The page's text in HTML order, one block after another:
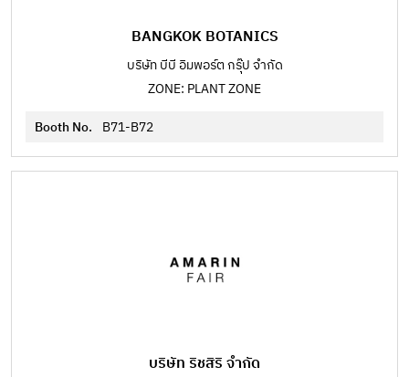
BANGKOK BOTANICS
บริษัท บีบี อิมพอร์ต กรุ๊ป จำกัด
ZONE: PLANT ZONE
Booth No. B71-B72
บริษัท ริชสิริ จำกัด